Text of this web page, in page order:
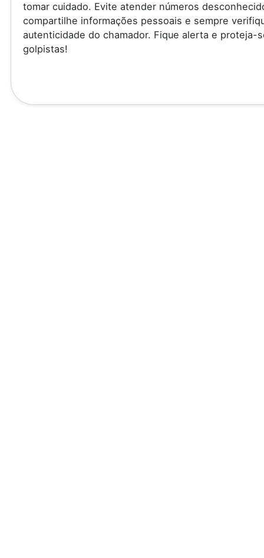
tomar cuidado. Evite atender números
compartilhe informações pessoais e sempre
autenticidade do chamador. Fique alerta e proteja-
golpistas!